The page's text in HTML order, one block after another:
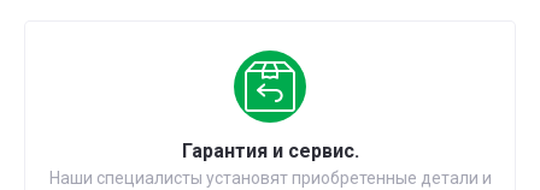
Гарантия и сервис.
Наши специалисты установят приобретенные детали и